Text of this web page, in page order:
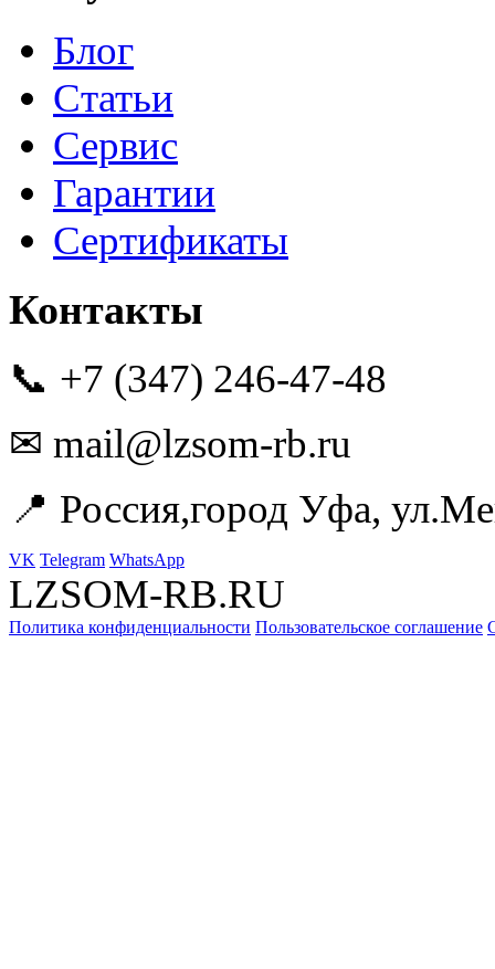
Блог
Статьи
Сервис
Гарантии
Сертификаты
Контакты
📞 +7 (347) 246-47-48
✉ mail@lzsom-rb.ru
📍 Россия,город Уфа,
VK Telegram WhatsApp
LZSOM-RB.RU
Политика конфиденциальности Пользовательское соглашение